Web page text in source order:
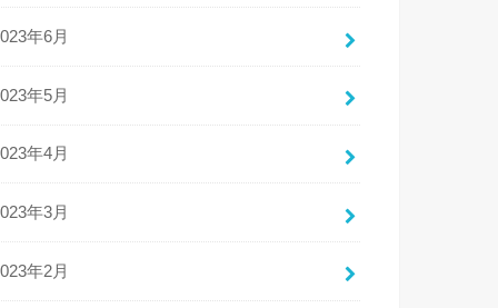
年6月
年5月
年4月
年3月
年2月